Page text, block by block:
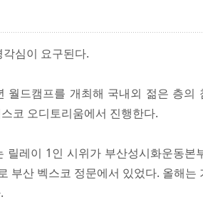
심이 요구된다.
월드캠프를 개최해 국내외 젊은 층의
코 오디토리움에서 진행한다.
레이 1인 시위가 부산성시화운동본
부산 벡스코 정문에서 있었다. 올해는